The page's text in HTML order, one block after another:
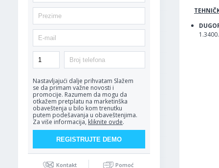
Nastavljajući dalje prihvatam Slažem
se da primam važne novosti i
promocije. Razumem da mogu da
otkažem pretplatu na marketinška
obaveštenja u bilo kom trenutku
putem podešavanja u obaveštenjima.
Za više informacija, kliknite ovde.
Kontakt Pomoć